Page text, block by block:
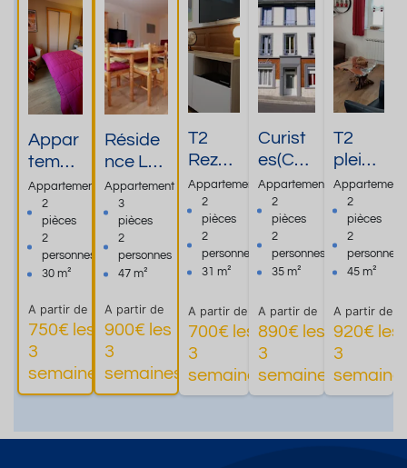
Appar
temen
t
douille
t à 20
mètre
s des
es
Appartement
2
pièces
2
personnes
30 m²
A partir de
750€ les
3
semaines
Plus
d'informations
Réside
nce Le
Poète -
26A -
Appart
ement
classé
Appartement
3
pièces
2
personnes
47 m²
A partir de
900€ les
3
semaines
Plus
d'informations
T2
Rez
de
chaus
sée à
proxi
mité
Therm
es
Appartement
2
pièces
2
personnes
31 m²
A partir de
700€ les
3
semaines
Plus
d'informations
Curist
es(Cur
e 3
semai
nes)ré
sidenc
e les
des
Appartement
2
pièces
2
personnes
35 m²
A partir de
890€ les
3
semaines
T2
plein
Sud
avec
parki
ng et
navet
curist
e
Appartement
2
pièces
2
personnes
45 m²
A partir de
920€ les
3